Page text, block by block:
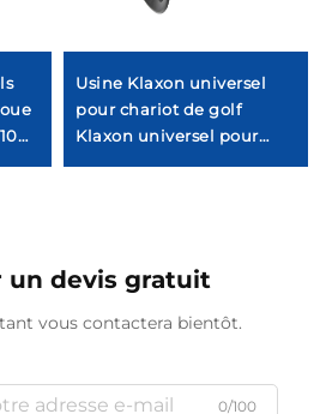
Usine Klaxon universel
pour chariot de golf
Klaxon universel pour
un devis gratuit
vous contactera bientôt.
0/100